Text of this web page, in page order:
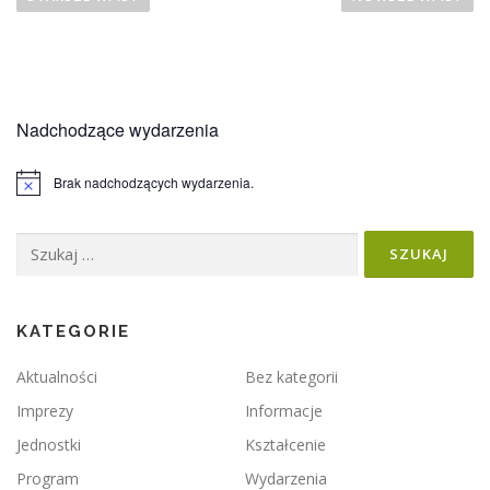
c
j
a
i
s
c
h
Nadchodzące wydarzenia
Powiadomienie
Brak nadchodzących wydarzenia.
KATEGORIE
Aktualności
Bez kategorii
Imprezy
Informacje
Jednostki
Kształcenie
Program
Wydarzenia